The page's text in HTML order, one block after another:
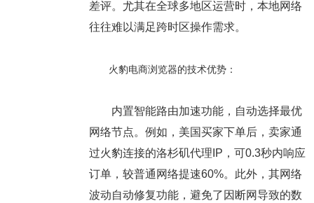
差评。尤其在全球多地区运营时，本地网络
往往难以满足跨时区操作需求。
火豹电商浏览器的技术优势：
内置智能路由加速功能，自动选择最优
网络节点。例如，美国买家下单后，卖家通
过火豹连接的洛杉矶代理IP，可0.3秒内响应
订单，较普通网络提速60%。此外，其网络
波动自动修复功能，避免了因断网导致的数